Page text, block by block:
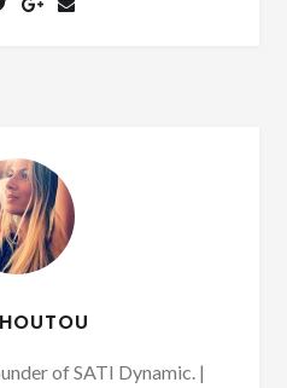
of SATI Dynamic. |